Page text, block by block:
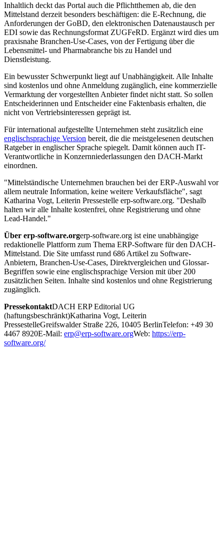
Inhaltlich deckt das Portal auch die Pflichtthemen ab, die den
Mittelstand derzeit besonders beschäftigen: die E-Rechnung, die
Anforderungen der GoBD, den elektronischen Datenaustausch per
EDI sowie das Rechnungsformat ZUGFeRD. Ergänzt wird dies um
praxisnahe Branchen-Use-Cases, von der Fertigung über die
Lebensmittel- und Pharmabranche bis zu Handel und
Dienstleistung.
Ein bewusster Schwerpunkt liegt auf Unabhängigkeit. Alle Inhalte
sind kostenlos und ohne Anmeldung zugänglich, eine kommerzielle
Vermarktung der vorgestellten Anbieter findet nicht statt. So sollen
Entscheiderinnen und Entscheider eine Faktenbasis erhalten, die
nicht von Vertriebsinteressen geprägt ist.
Für international aufgestellte Unternehmen steht zusätzlich eine
englischsprachige Version bereit, die die meistgelesenen deutschen
Ratgeber in englischer Sprache spiegelt. Damit können auch IT-
Verantwortliche in Konzernniederlassungen den DACH-Markt
einordnen.
"Mittelständische Unternehmen brauchen bei der ERP-Auswahl vor
allem neutrale Information, keine weitere Verkaufsfläche", sagt
Katharina Vogt, Leiterin Pressestelle erp-software.org. "Deshalb
halten wir alle Inhalte kostenfrei, ohne Registrierung und ohne
Lead-Handel."
Über erp-software.orgerp-software.org ist eine unabhängige
redaktionelle Plattform zum Thema ERP-Software für den DACH-
Mittelstand. Die Site umfasst rund 686 Artikel zu Software-
Anbietern, Branchen-Use-Cases, Direktvergleichen und Glossar-
Begriffen sowie eine englischsprachige Version mit über 200
zusätzlichen Seiten. Inhalte sind kostenlos und ohne Registrierung
zugänglich.
PressekontaktDACH ERP Editorial UG
(haftungsbeschränkt)Katharina Vogt, Leiterin
PressestelleGreifswalder Straße 226, 10405 BerlinTelefon: +49 30
4467 8920E-Mail: erp@erp-software.orgWeb: https://erp-
software.org/